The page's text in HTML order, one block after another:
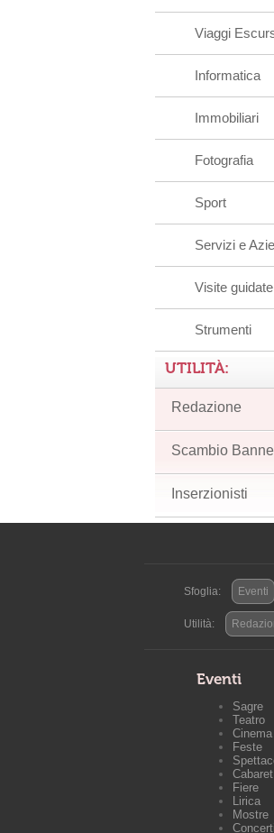
Viaggi
Informatica
Immobiliari
Fotografia
Sport
Servizi e
Visite guidate
Strumenti
UTILITÀ:
Redazione
Scambio
Inserzionisti
Sfoglia: Eventi
Utilità:
Eventi
Sagre
Teatro
Cinema
Feste
Cabaret
Fiere
Lirica
Mostre
Concerti